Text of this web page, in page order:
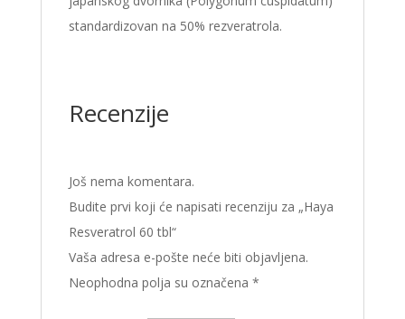
standardizovan na 50% rezveratrola.
Recenzije
Još nema komentara.
Budite prvi koji će napisati recenziju za „Haya
Resveratrol 60 tbl“
Vaša adresa e-pošte neće biti objavljena.
Neophodna polja su označena *